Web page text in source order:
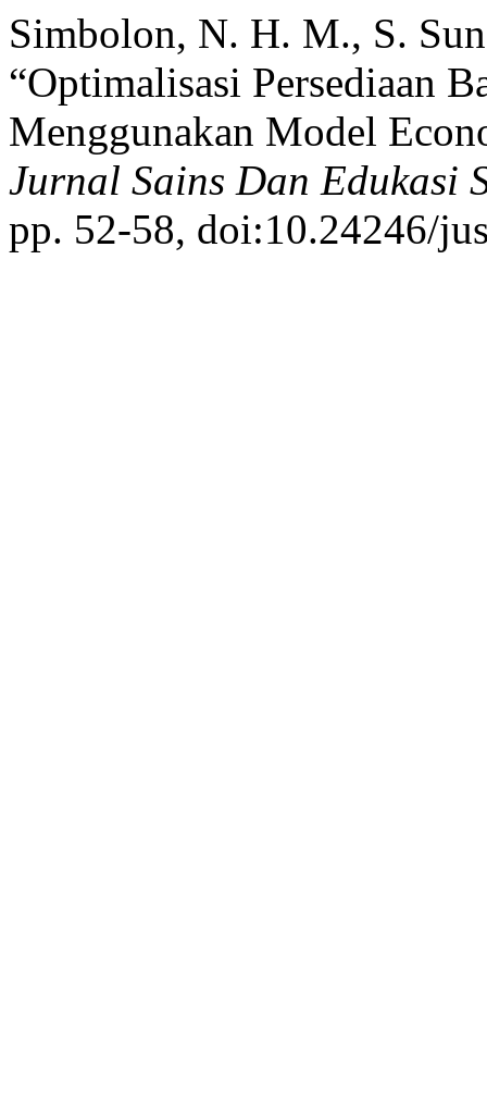
Simbolon, N. H. M., S.
“Optimalisasi Persediaan
Menggunakan Model
Jurnal Sains Dan Edukasi
pp. 52-58, doi:10.24246/